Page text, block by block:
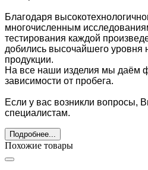
Благодаря
многочисленным
тестирования каждой
добились высочайшего уровня
продукции.
На все наши изделия мы даём
зависимости от пробега.
Если у вас возникли вопросы,
специалистам.
Подробнее...
Похожие товары